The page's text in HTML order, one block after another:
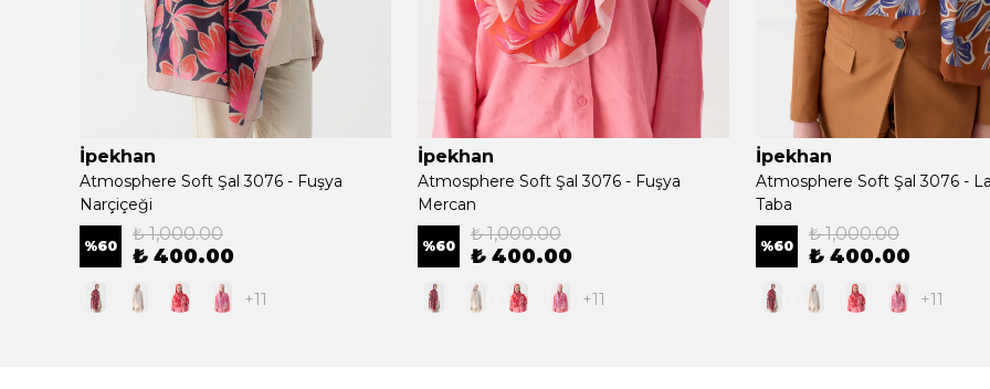
İpekhan
Atmosphere Soft Şal 3076 - Fuşya
Narçiçeği
%60
₺ 1,000.00
₺ 400.00
+11
İpekhan
Atmosphere Soft Şal 3076 - Fuşya
Mercan
%60
₺ 1,000.00
₺ 400.00
+11
İpekhan
Atmosphere Soft Şal 3076 -
Taba
%60
₺ 1,000.00
₺ 400.00
+11